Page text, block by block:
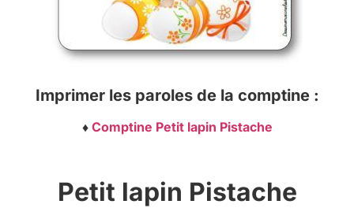
Imprimer les paroles de la comptine :
♦ Comptine Petit lapin Pistache
Petit lapin Pistache